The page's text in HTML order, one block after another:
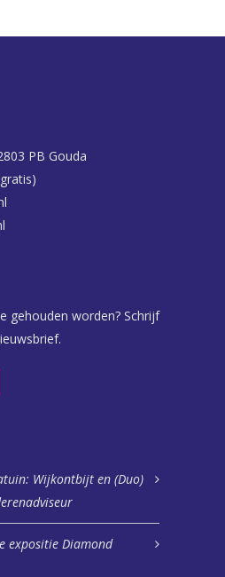
PB Gouda
gehouden worden? Schrijf
Wijkontbijt en (Duo)
expositie Diamond